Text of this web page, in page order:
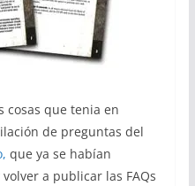
cosas que tenia en
de preguntas del
que ya se habían
a publicar las FAQs